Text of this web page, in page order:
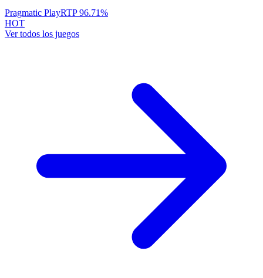
Pragmatic PlayRTP96.71%
HOT
Ver todos los juegos